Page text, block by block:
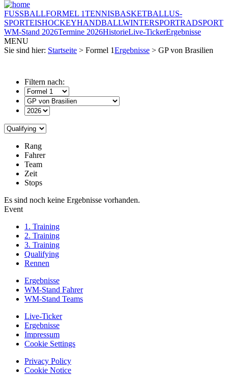
FUSSBALLFORMEL 1TENNISBASKETBALLUS-
SPORTEISHOCKEYHANDBALLWINTERSPORTRADSPORT
WM-Stand 2026Termine 2026HistorieLive-TickerErgebnisse
MENU
Sie sind hier: Startseite > Formel 1Ergebnisse > GP von Brasilien
Filtern nach:
Rang
Fahrer
Team
Zeit
Stops
Es sind noch keine Ergebnisse vorhanden.
Event
1. Training
2. Training
3. Training
Qualifying
Rennen
Ergebnisse
WM-Stand Fahrer
WM-Stand Teams
Live-Ticker
Ergebnisse
Impressum
Cookie Settings
Privacy Policy
Cookie Notice